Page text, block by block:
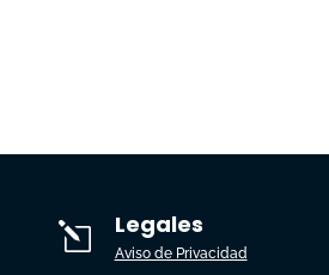
l Legales
Aviso de Privacidad